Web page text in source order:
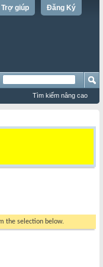
Đăng Ký
Trợ giúp
Tìm kiếm nâng cao
the selection below.